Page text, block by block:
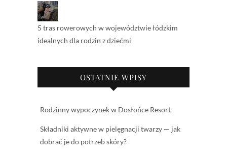
5 tras rowerowych w województwie łódzkim
idealnych dla rodzin z dziećmi
OSTATNIE WPISY
Rodzinny wypoczynek w Dosłońce Resort
Składniki aktywne w pielęgnacji twarzy — jak
dobrać je do potrzeb skóry?